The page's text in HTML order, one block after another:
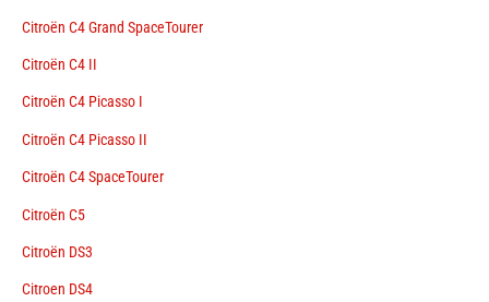
Citroën C4 Grand SpaceTourer
Citroën C4 II
Citroën C4 Picasso I
Citroën C4 Picasso II
Citroën C4 SpaceTourer
Citroën C5
Citroën DS3
Citroen DS4